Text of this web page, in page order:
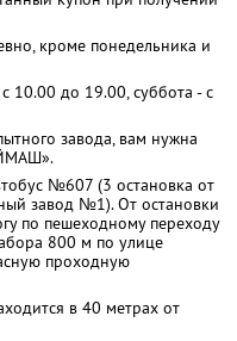
кроме понедельника и
10.00 до 19.00, суббота - с
завода, вам нужна
№607 (3 остановка от
завод №1). От остановки
по пешеходному переходу
800 м по улице
проходную
в 40 метрах от